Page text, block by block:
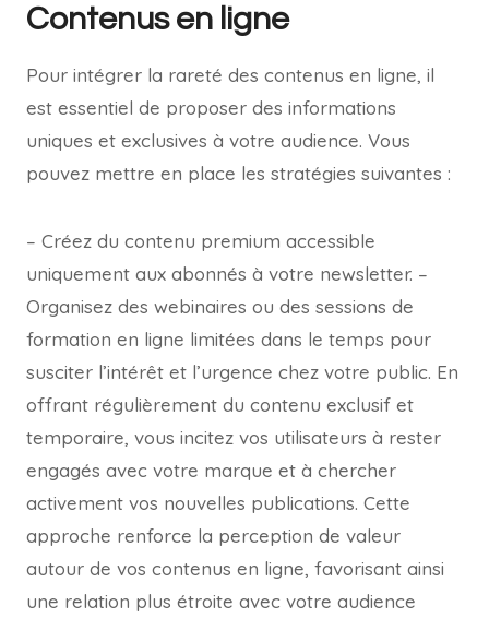
Contenus en ligne
Pour intégrer la rareté des contenus en ligne, il
est essentiel de proposer des informations
uniques et exclusives à votre audience. Vous
pouvez mettre en place les stratégies suivantes :
– Créez du contenu premium accessible
uniquement aux abonnés à votre newsletter. –
Organisez des webinaires ou des sessions de
formation en ligne limitées dans le temps pour
susciter l’intérêt et l’urgence chez votre public. En
offrant régulièrement du contenu exclusif et
temporaire, vous incitez vos utilisateurs à rester
engagés avec votre marque et à chercher
activement vos nouvelles publications. Cette
approche renforce la perception de valeur
autour de vos contenus en ligne, favorisant ainsi
une relation plus étroite avec votre audience